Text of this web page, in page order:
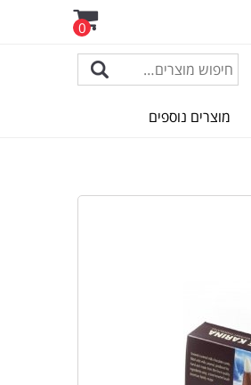
0
מוצרים נוספים